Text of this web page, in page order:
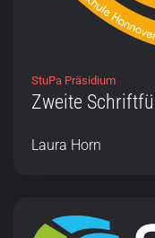
StuPa Präsidium
Zweite
Laura Horn